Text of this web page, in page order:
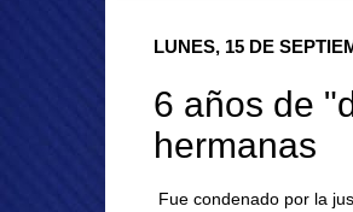
LUNES, 15 DE
6 años de
hermanas
Fue condenado por la